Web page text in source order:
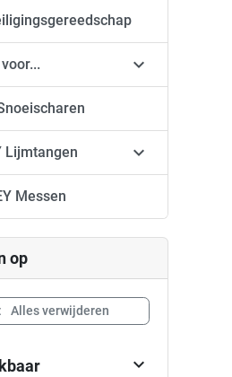

Lijmtangen 
Messen
op
Alles verwijderen
